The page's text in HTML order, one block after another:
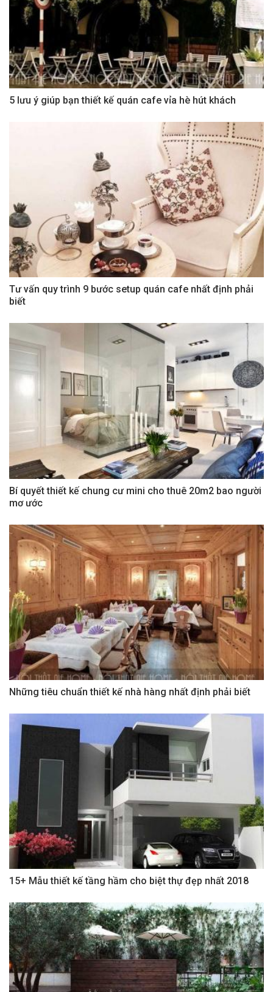
5 lưu ý giúp bạn thiết kế quán cafe vỉa hè hút khách
Tư vấn quy trình 9 bước setup quán cafe nhất định phải
biết
Bí quyết thiết kế chung cư mini cho thuê 20m2 bao người
mơ ước
Những tiêu chuẩn thiết kế nhà hàng nhất định phải biết
15+ Mẫu thiết kế tầng hầm cho biệt thự đẹp nhất 2018